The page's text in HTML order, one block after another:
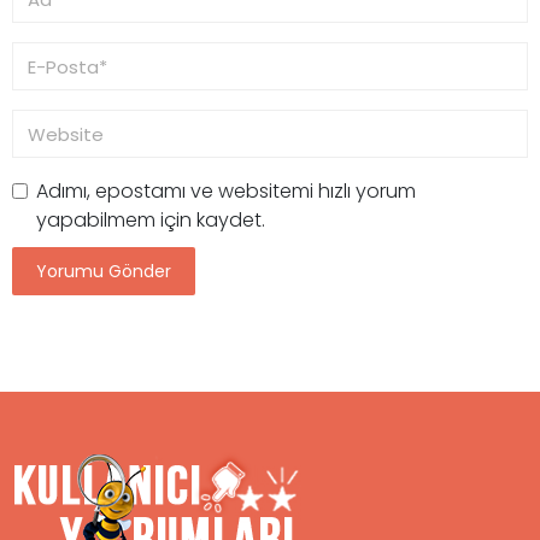
Adımı, epostamı ve websitemi hızlı yorum
yapabilmem için kaydet.